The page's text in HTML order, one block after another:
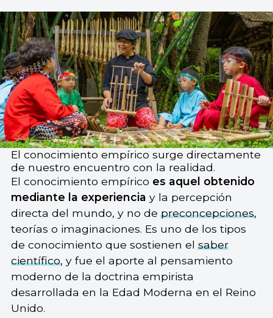
El conocimiento empírico surge directamente
de nuestro encuentro con la realidad.
El conocimiento empírico es aquel obtenido
mediante la experiencia y la percepción
directa del mundo, y no depreconcepciones,
teorías o imaginaciones. Es uno de los tipos
de conocimiento que sostienen elsaber
científico, y fue el aporte al pensamiento
moderno de la doctrina empirista
desarrollada en la Edad Moderna en el Reino
Unido.